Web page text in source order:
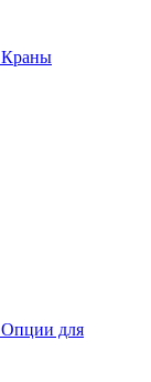
Краны
Опции для